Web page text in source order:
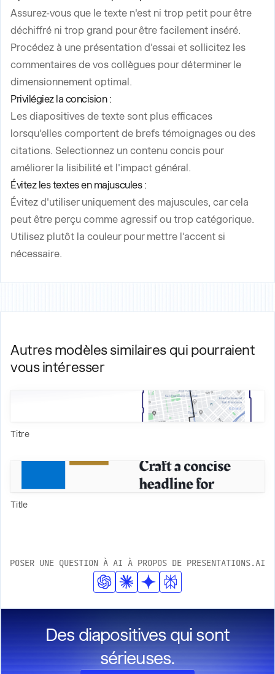
Assurez-vous que le texte n'est ni trop petit pour être
déchiffré ni trop grand pour être facilement inséré.
Procédez à une présentation d'essai et sollicitez les
commentaires de vos collègues pour déterminer le
dimensionnement optimal.
Privilégiez la concision :
Les diapositives de texte sont plus efficaces
lorsqu'elles comportent de brefs témoignages ou des
citations. Selectionnez un contenu concis pour
améliorer la lisibilité et l'impact général.
Évitez les textes en majuscules :
Évitez d'utiliser uniquement des majuscules, car cela
peut être perçu comme agressif ou trop catégorique.
Utilisez plutôt la couleur pour mettre l'accent si
nécessaire.
Autres modèles similaires qui pourraient
vous intéresser
Titre
Title
POSER UNE QUESTION À AI À PROPOS DE PRESENTATIONS.AI
Des diapositives qui sont
sérieuses.